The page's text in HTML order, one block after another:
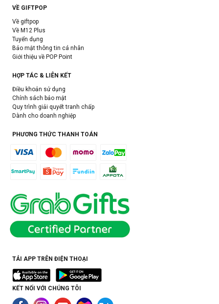
VỀ GIFTPOP
Về giftpop
Về M12 Plus
Tuyển dụng
Bảo mật thông tin cá nhân
Giới thiệu về POP Point
HỢP TÁC & LIÊN KẾT
Điều khoản sử dụng
Chính sách bảo mật
Quy trình giải quyết tranh chấp
Dành cho doanh nghiệp
PHƯƠNG THỨC THANH TOÁN
TẢI APP TRÊN ĐIỆN THOẠI
KẾT NỐI VỚI CHÚNG TÔI